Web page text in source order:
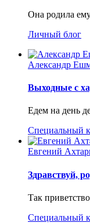
Она родила
Личный блог
Александр
Выходные с
Едем на день
Специальный
Евгений
Здравствуй,
Так
Специальный